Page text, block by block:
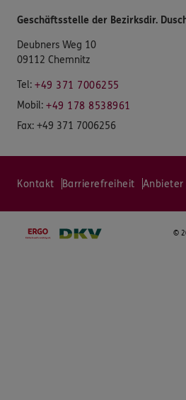
Geschäftsstelle der Bezirksdir.
Deubners Weg 10
09112 Chemnitz
Tel: +49 371 7006255
Mobil: +49 178 8538961
Fax: +49 371 7006256
Kontakt Barrierefreiheit Anbieter
©